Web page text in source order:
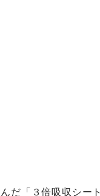
だ「３倍吸収シート